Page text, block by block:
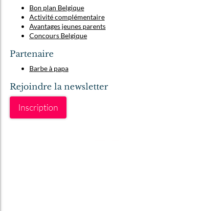
Bon plan Belgique
Activité complémentaire
Avantages jeunes parents
Concours Belgique
Partenaire
Barbe à papa
Rejoindre la newsletter
Inscription